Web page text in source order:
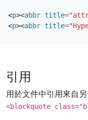
<p><abbr title=
<p><abbr title=
引用
用於文件中引用來自
<blockquote